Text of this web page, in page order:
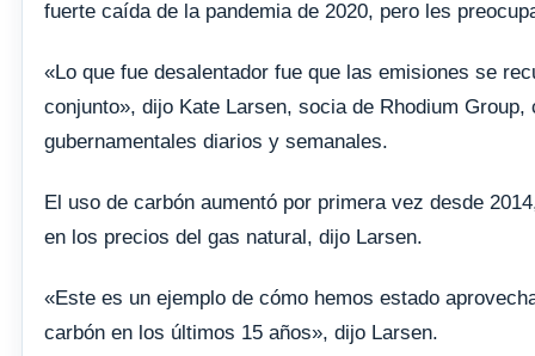
fuerte caída de la pandemia de 2020, pero les
«Lo que fue desalentador fue que las emisiones se
conjunto», dijo Kate Larsen, socia de Rhodium
gubernamentales diarios y semanales.
El uso de carbón aumentó por primera vez desde
en los precios del gas natural, dijo Larsen.
«Este es un ejemplo de cómo hemos estado
carbón en los últimos 15 años», dijo Larsen.